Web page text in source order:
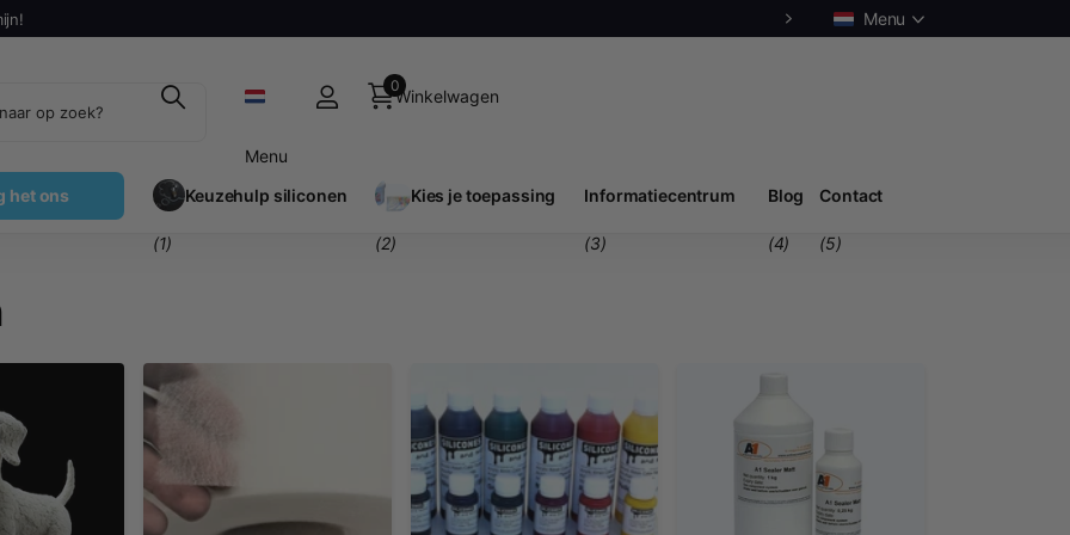
Menu
Menu
Winkelwagen
0
het ons Keuzehulp siliconen
(1)
Kies je toepassing
(2)
Informatiecentrum
(3)
Blog
(4)
Contact
(5)